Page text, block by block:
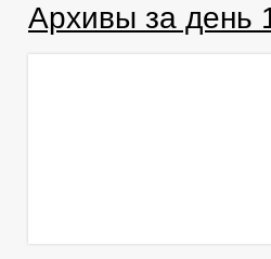
Архивы за день